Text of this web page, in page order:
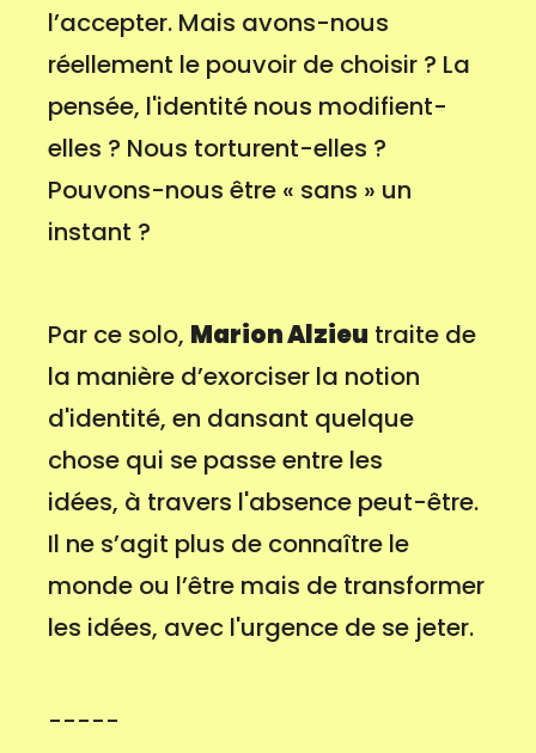
l’accepter. Mais avons-nous
réellement le pouvoir de choisir ? La
pensée, l'identité nous modifient-
elles ? Nous torturent-elles ?
Pouvons-nous être « sans » un
instant ?
Par ce solo, Marion Alzieu traite de
la manière d’exorciser la notion
d'identité, en dansant quelque
chose qui se passe entre les
idées, à travers l'absence peut-être.
Il ne s’agit plus de connaître le
monde ou l’être mais de transformer
les idées, avec l'urgence de se jeter.
-----